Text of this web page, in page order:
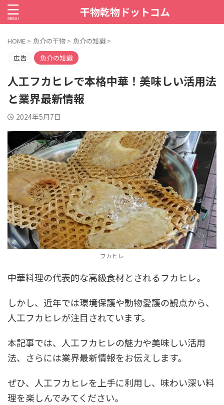
干物乾物ドットコム
HOME > 魚介の干物 > 魚介の知識 >
広告
魚介の知識
人工フカヒレで本格中華！美味しい活用法
と業界最新情報
2024年5月7日
フカヒレ
中華料理の代表的な高級食材とされるフカヒレ。
しかし、近年では環境保護や動物愛護の観点から、
人工フカヒレが注目されています。
本記事では、人工フカヒレの魅力や美味しい活用
法、さらには業界最新情報をお伝えします。
ぜひ、人工フカヒレを上手に利用し、味わい深い料
理を楽しんでみてください。